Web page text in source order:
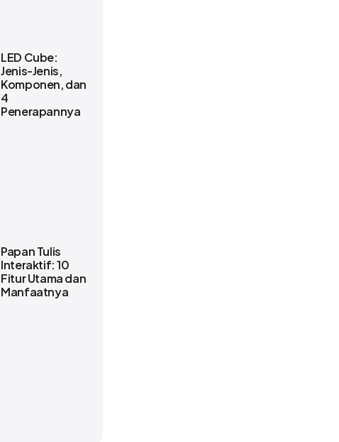
LED Cube:
Jenis-Jenis,
Komponen, dan
4
Penerapannya
Papan Tulis
Interaktif: 10
Fitur Utama dan
Manfaatnya